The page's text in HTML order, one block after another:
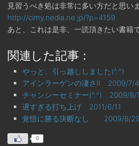
見習うべき処は非常に多い方だと思いま
http://cimy.nedia.ne.jp/?p=4159
あと、これは是非、一読頂きたい書籍
関連した記事：
やっと、引っ越ししました(^.^)
アインラーゲンの凄さⅡ 2009/7/4
チャンシーセミナー(^.^) 2009/8/
遅すぎる打ち上げ 2011/6/11
覚悟に勝る決断なし 2009/8/
0